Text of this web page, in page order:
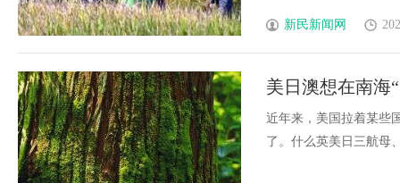
新民新闻网
美日澳想在南
近年来，美国拉着某些
了。什么英美日三航母